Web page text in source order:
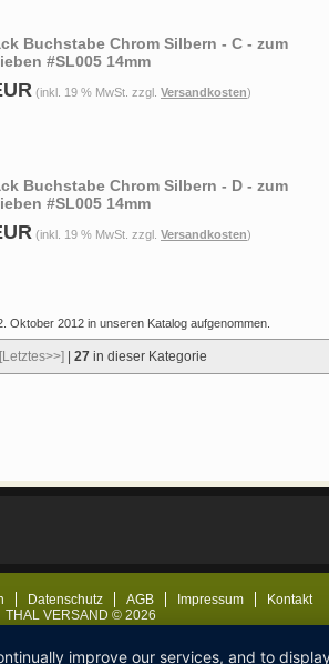
Buchstabe Chrom Silbern - C - zum
#SL005 14mm
(inkl. 19 % MwSt. zzgl. Versandkosten)
Buchstabe Chrom Silbern - D - zum
#SL005 14mm
(inkl. 19 % MwSt. zzgl. Versandkosten)
Oktober 2012 in unseren Katalog aufgenommen.
[Letztes>>] 27 in dieser Kategorie
Datenschutz AGB Impressum
Kontakt
THAL VERSAND © 2026
improve our services, and to